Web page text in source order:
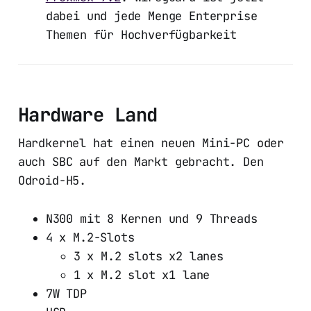
dabei und jede Menge Enterprise
Themen für Hochverfügbarkeit
Hardware Land
Hardkernel hat einen neuen Mini-PC oder
auch SBC auf den Markt gebracht. Den
Odroid-H5.
N300 mit 8 Kernen und 9 Threads
4 x M.2-Slots
3 x M.2 slots x2 lanes
1 x M.2 slot x1 lane
7W TDP